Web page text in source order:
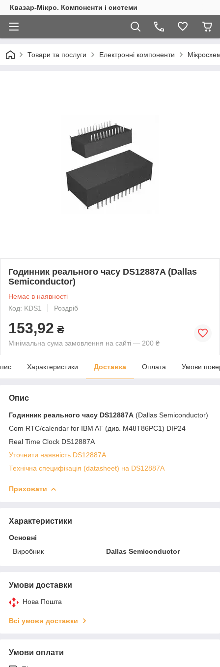
Квазар-Мікро. Компоненти і системи
Товари та послуги Електронні компоненти
Годинник реального часу DS12887A (Dallas
Semiconductor)
Немає в наявності
Код: KDS1
Роздріб
153,92 ₴
Мінімальна сума замовлення на сайті — 200 ₴
Характеристики Доставка Оплата Умови
Опис
Годинник реального часу DS12887A (Dallas Semiconductor)
Com RTC/calendar for IBM AT (див. M48T86PC1) DIP24
Real Time Clock DS12887A
Уточнити наявність DS12887A
Технічна специфікація (datasheet) на DS12887A
Приховати
Характеристики
Основні
Виробник
Dallas Semiconductor
Умови доставки
Нова Пошта
Всі умови доставки
Умови оплати